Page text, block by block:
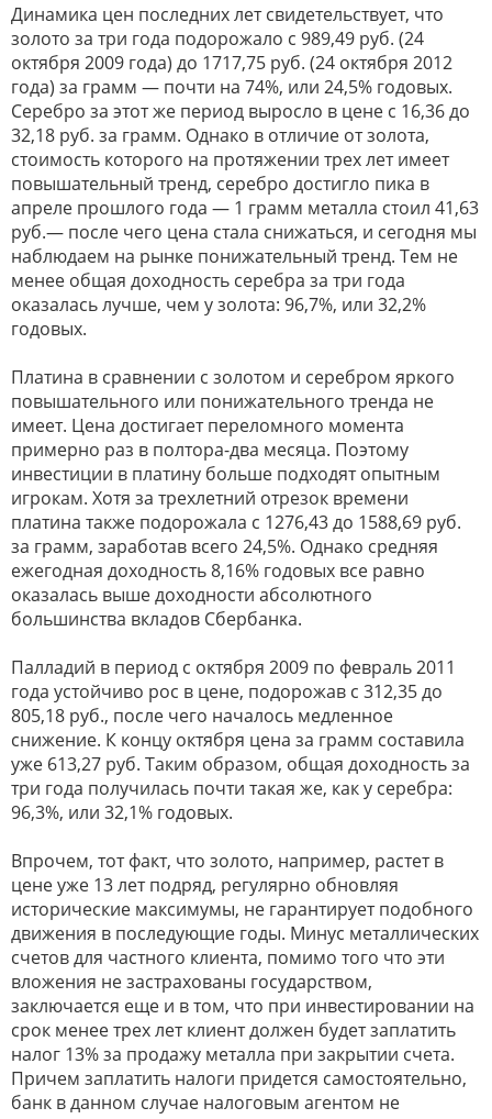
Динамика цен последних лет свидетельствует, что
золото за три года подорожало с 989,49 руб. (24
октября 2009 года) до 1717,75 руб. (24 октября 2012
года) за грамм — почти на 74%, или 24,5% годовых.
Серебро за этот же период выросло в цене с 16,36 до
32,18 руб. за грамм. Однако в отличие от золота,
стоимость которого на протяжении трех лет имеет
повышательный тренд, серебро достигло пика в
апреле прошлого года — 1 грамм металла стоил 41,63
руб.— после чего цена стала снижаться, и сегодня мы
наблюдаем на рынке понижательный тренд. Тем не
менее общая доходность серебра за три года
оказалась лучше, чем у золота: 96,7%, или 32,2%
годовых.
Платина в сравнении с золотом и серебром яркого
повышательного или понижательного тренда не
имеет. Цена достигает переломного момента
примерно раз в полтора-два месяца. Поэтому
инвестиции в платину больше подходят опытным
игрокам. Хотя за трехлетний отрезок времени
платина также подорожала с 1276,43 до 1588,69 руб.
за грамм, заработав всего 24,5%. Однако средняя
ежегодная доходность 8,16% годовых все равно
оказалась выше доходности абсолютного
большинства вкладов Сбербанка.
Палладий в период с октября 2009 по февраль 2011
года устойчиво рос в цене, подорожав с 312,35 до
805,18 руб., после чего началось медленное
снижение. К концу октября цена за грамм составила
уже 613,27 руб. Таким образом, общая доходность за
три года получилась почти такая же, как у серебра:
96,3%, или 32,1% годовых.
Впрочем, тот факт, что золото, например, растет в
цене уже 13 лет подряд, регулярно обновляя
исторические максимумы, не гарантирует подобного
движения в последующие годы. Минус металлических
счетов для частного клиента, помимо того что эти
вложения не застрахованы государством,
заключается еще и в том, что при инвестировании на
срок менее трех лет клиент должен будет заплатить
налог 13% за продажу металла при закрытии счета.
Причем заплатить налоги придется самостоятельно,
банк в данном случае налоговым агентом не